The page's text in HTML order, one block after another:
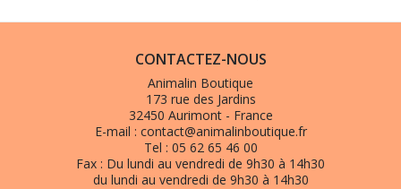
CONTACTEZ-NOUS
Animalin Boutique
173 rue des Jardins
32450 Aurimont - France
E-mail : contact@animalinboutique.fr
Tel : 05 62 65 46 00
Fax : Du lundi au vendredi de 9h30 à 14h30
du lundi au vendredi de 9h30 à 14h30